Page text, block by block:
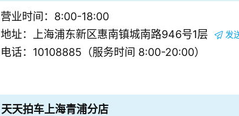
营业时间：8:00-18:00
地址：上海浦东新区惠南镇城南路946号1层
发
电话：10108885（服务时间 8:00-20:00）
天天拍车上海青浦分店